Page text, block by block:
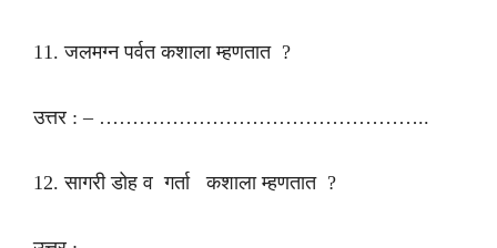
11. जलमग्न पर्वत कशाला म्हणतात ?
उत्तर : – …………………………………………..
12. सागरी डोह व गर्ता कशाला म्हणतात ?